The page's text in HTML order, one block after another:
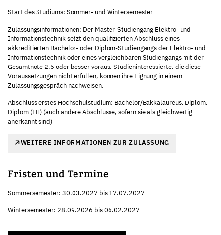
Start des Studiums: Sommer- und Wintersemester
Zulassungsinformationen: Der Master-Studiengang Elektro- und
Informationstechnik setzt den qualifizierten Abschluss eines
akkreditierten Bachelor- oder Diplom-Studiengangs der Elektro- und
Informationstechnik oder eines vergleichbaren Studiengangs mit der
Gesamtnote 2,5 oder besser voraus. Studieninteressierte, die diese
Voraussetzungen nicht erfüllen, können ihre Eignung in einem
Zulassungsgespräch nachweisen.
Abschluss erstes Hochschulstudium: Bachelor/Bakkalaureus, Diplom,
Diplom (FH) (auch andere Abschlüsse, sofern sie als gleichwertig
anerkannt sind)
WEITERE INFORMATIONEN ZUR ZULASSUNG
Fristen und Termine
Sommersemester: 30.03.2027 bis 17.07.2027
Wintersemester: 28.09.2026 bis 06.02.2027